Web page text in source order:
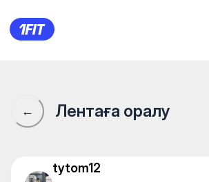
Мой рацион на
← Лентаға оралу
tytom12